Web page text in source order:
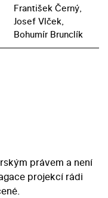
František Černý,
Josef Vlček,
Bohumír Brunclík
právem a není
projekcí rádi